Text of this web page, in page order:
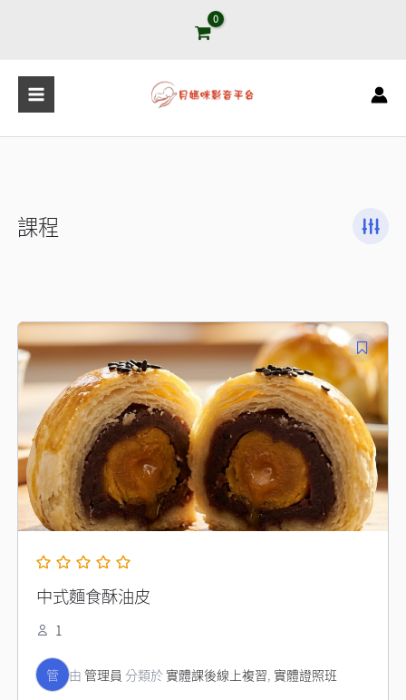
容
課程
中式麵食酥油皮
1
管 由 管理員 分類於實體課後線上複習, 實體證照班
始
價
格：
NT$16,000。
前
價
格：
NT$15,000。